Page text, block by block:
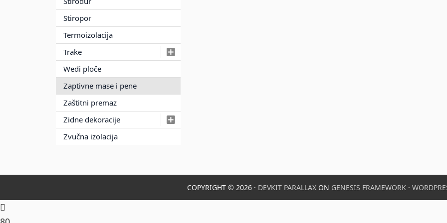
Stiropor
Termoizolacija
Trake
Wedi ploče
Zaptivne mase i pene
Zaštitni premaz
Zidne dekoracije
Zvučna izolacija
COPYRIGHT © 2026 · DEVKIT PARALLAXON GENESIS FRAMEWORK·